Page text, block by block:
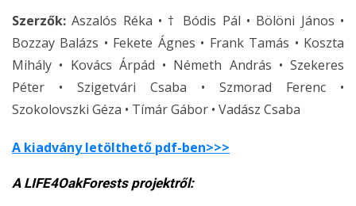
Szerzők: Aszalós Réka • † Bódis Pál • Bölöni János •
Bozzay Balázs • Fekete Ágnes • Frank Tamás • Koszta
Mihály • Kovács Árpád • Németh András • Szekeres
Péter • Szigetvári Csaba • Szmorad Ferenc •
Szokolovszki Géza • Tímár Gábor • Vadász Csaba
A kiadvány letölthető pdf-ben>>>
A LIFE4OakForests projektről: